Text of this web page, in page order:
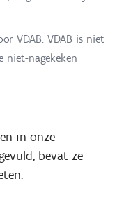
VDAB. VDAB is niet
nagekeken
in onze
bevat ze